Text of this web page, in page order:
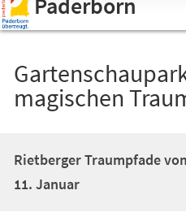
öffnen.
magischen
Rietberger Traumpfade
11. Januar